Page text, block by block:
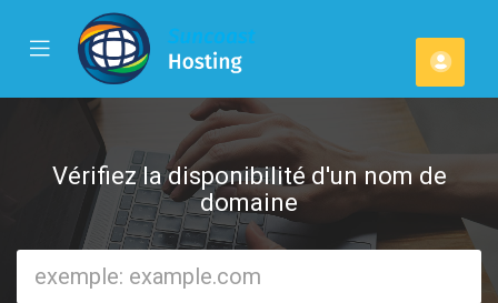
Mobile
Menu
client
Vérifiez la disponibilité d'un nom de
domaine